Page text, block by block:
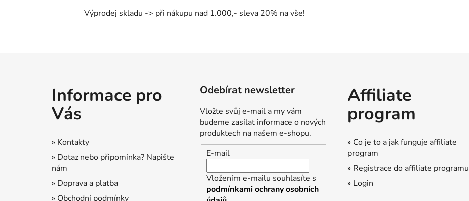
i
u
Výprodej skladu -> při nákupu nad 1.000,- sleva 20% na vše!
Informace pro
Vás
» Kontakty
» Dotaz nebo připomínka? Napište
nám
» Doprava a platba
» Obchodní podmínky
Odebírat newsletter
Vložte svůj e-mail a my vám
budeme zasílat informace o nových
produktech na našem e-shopu.
E-mail
Vložením e-mailu souhlasíte s
podmínkami ochrany osobních
Affiliate
program
» Co je to a jak funguje affiliate
program
» Registrace do affiliate programu
» Login